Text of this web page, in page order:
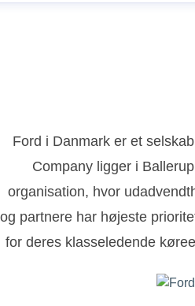
Ford i Danmark er et
Company ligger i
organisation, hvor
og partnere har højeste
for deres klasseledende